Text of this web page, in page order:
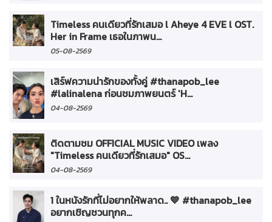
Timeless คนเดียวที่รักเสมอ l Aheye 4 EVE l OST.
Her in Frame เธอในภาพน...
05-08-2569
เสิร์ฟความน่ารักของทั้งคู่ #thanapob_lee
#lalinalena ก่อนชมภาพยนตร์ 'H...
04-08-2569
ติดตามชม OFFICIAL MUSIC VIDEO เพลง
"Timeless คนเดียวที่รักเสมอ" OS...
04-08-2569
1 ในหนังรักที่ไม่อยากให้พลาด.. 💙 #thanapob_lee
อยากเชิญชวนทุกค...